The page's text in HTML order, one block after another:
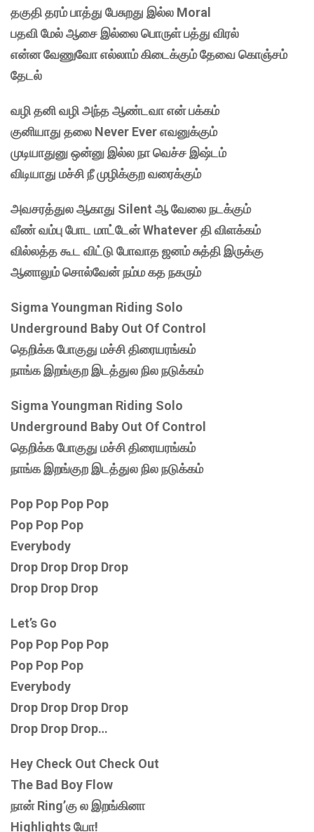
தகுதி தரம் பாத்து பேசுறது இல்ல Moral
பதவி மேல் ஆசை இல்லை பொருள் பத்து விரல்
என்ன வேணுவோ எல்லாம் கிடைக்கும் தேவை கொஞ்சம்
தேடல்
வழி தனி வழி அந்த ஆண்டவா என் பக்கம்
குனியாது தலை Never Ever எவனுக்கும்
முடியாதுனு ஒன்னு இல்ல நா வெச்ச இஷ்டம்
விடியாது மச்சி நீ முழிக்குற வரைக்கும்
அவசரத்துல ஆகாது Silent ஆ வேலை நடக்கும்
வீண் வம்பு போட மாட்டேன் Whatever தி விளக்கம்
வில்லத்த கூட விட்டு போவாத ஜனம் சுத்தி இருக்கு
ஆனாலும் சொல்வேன் நம்ம கத நகரும்
Sigma Youngman Riding Solo
Underground Baby Out Of Control
தெறிக்க போகுது மச்சி திரையரங்கம்
நாங்க இறங்குற இடத்துல நில நடுக்கம்
Sigma Youngman Riding Solo
Underground Baby Out Of Control
தெறிக்க போகுது மச்சி திரையரங்கம்
நாங்க இறங்குற இடத்துல நில நடுக்கம்
Pop Pop Pop Pop
Pop Pop Pop
Everybody
Drop Drop Drop Drop
Drop Drop Drop
Let’s Go
Pop Pop Pop Pop
Pop Pop Pop
Everybody
Drop Drop Drop Drop
Drop Drop Drop…
Hey Check Out Check Out
The Bad Boy Flow
நான் Ring’கு ல இறங்கினா
Highlights யோ!